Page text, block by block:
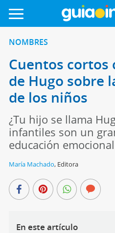
NOMBRES
Cuentos cortos
de Hugo sobre
de los niños
¿Tu hijo se llama
infantiles son un
educación emocional
María Machado, Editora
En este artículo